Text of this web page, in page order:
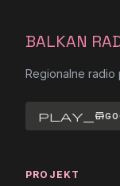
BALKAN
Regionalne radio
play_store
PROJEKT